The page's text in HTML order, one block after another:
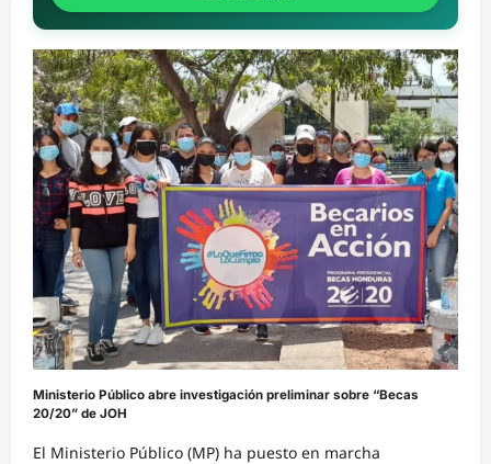
Ministerio Público abre investigación preliminar sobre “Becas
20/20” de JOH
El Ministerio Público (MP) ha puesto en marcha